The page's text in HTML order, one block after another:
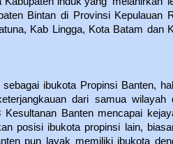
Bintan di Provinsi Kepulauan
Kab Lingga, Kota Batam dan
ibukota Propinsi Banten,
dari samua wilayah
Banten mencapai
posisi ibukota propinsi lain,
pun layak memiliki ibukota